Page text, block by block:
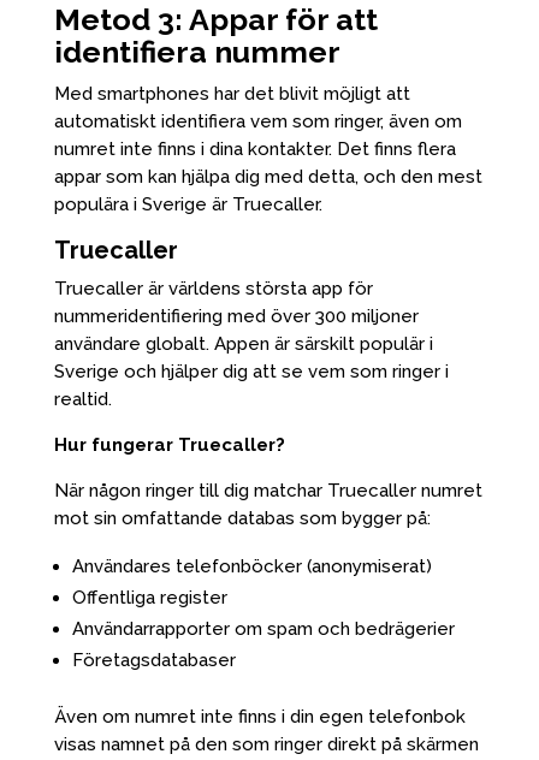
Metod 3: Appar för att
identifiera nummer
Med smartphones har det blivit möjligt att
automatiskt identifiera vem som ringer, även om
numret inte finns i dina kontakter. Det finns flera
appar som kan hjälpa dig med detta, och den mest
populära i Sverige är Truecaller.
Truecaller
Truecaller är världens största app för
nummeridentifiering med över 300 miljoner
användare globalt. Appen är särskilt populär i
Sverige och hjälper dig att se vem som ringer i
realtid.
Hur fungerar Truecaller?
När någon ringer till dig matchar Truecaller numret
mot sin omfattande databas som bygger på:
Användares telefonböcker (anonymiserat)
Offentliga register
Användarrapporter om spam och bedrägerier
Företagsdatabaser
Även om numret inte finns i din egen telefonbok
visas namnet på den som ringer direkt på skärmen